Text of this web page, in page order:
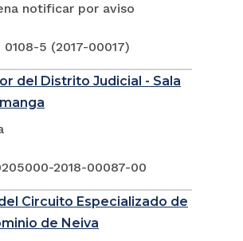
notificar por aviso
5 (2017-00017)
del Distrito Judicial - Sala
2018-00087-00
Circuito Especializado de
de Neiva